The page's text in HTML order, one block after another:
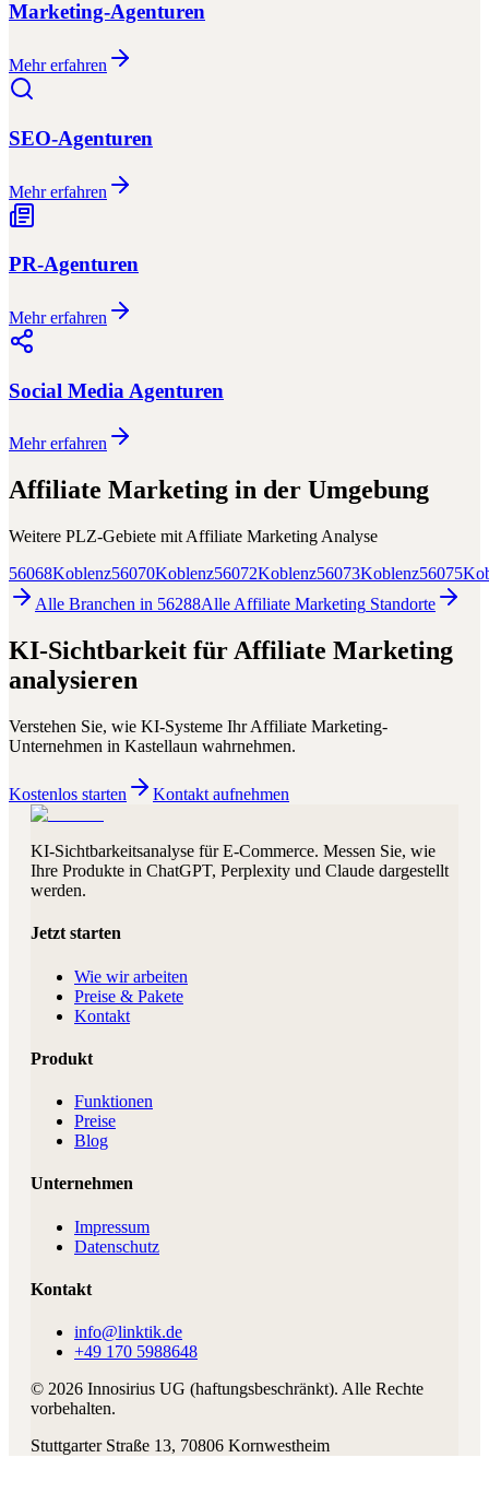
Marketing-Agenturen
Mehr erfahren
SEO-Agenturen
Mehr erfahren
PR-Agenturen
Mehr erfahren
Social Media Agenturen
Mehr erfahren
Affiliate Marketing in der Umgebung
Weitere PLZ-Gebiete mit Affiliate Marketing Analyse
56068Koblenz56070Koblenz56072Koblenz56073Koblenz56075
Alle Branchen in 56288Alle Affiliate Marketing Standorte
KI-Sichtbarkeit für Affiliate Marketing
analysieren
Verstehen Sie, wie KI-Systeme IhrAffiliate Marketing-
Unternehmen in Kastellaun wahrnehmen.
Kostenlos starten Kontakt aufnehmen
KI-Sichtbarkeitsanalyse für E-Commerce. Messen Sie, wie
Ihre Produkte in ChatGPT, Perplexity und Claude dargestellt
werden.
Jetzt starten
Wie wir arbeiten
Preise & Pakete
Kontakt
Produkt
Funktionen
Preise
Blog
Unternehmen
Impressum
Datenschutz
Kontakt
info@linktik.de
+49 170 5988648
© 2026 Innosirius UG (haftungsbeschränkt). Alle Rechte
vorbehalten.
Stuttgarter Straße 13, 70806 Kornwestheim